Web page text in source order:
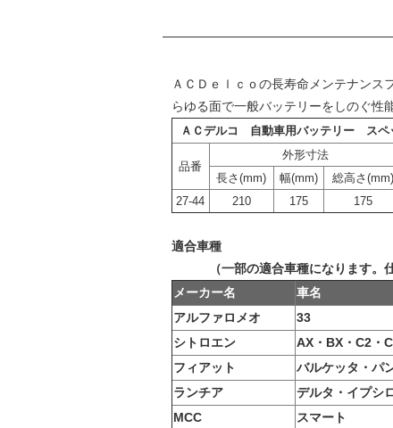
ＡＣＤｅｌｃｏの長寿命メンテナン
らゆる面で一般バッテリーをしのぐ性
ＡＣデルコ 自動車用バッテリー スペ
品番
外形寸法
長さ(mm) 幅(mm)
総高さ(mm)
27-44
210 175 175
適合車種
（一部の適合車種になります。仕
メーカー名
車名
アルファロメオ
33
シトロエン
AX・BX・C2・
フィアット
バルケッタ・パ
ランチア
デルタ・イプシ
MCC
スマート